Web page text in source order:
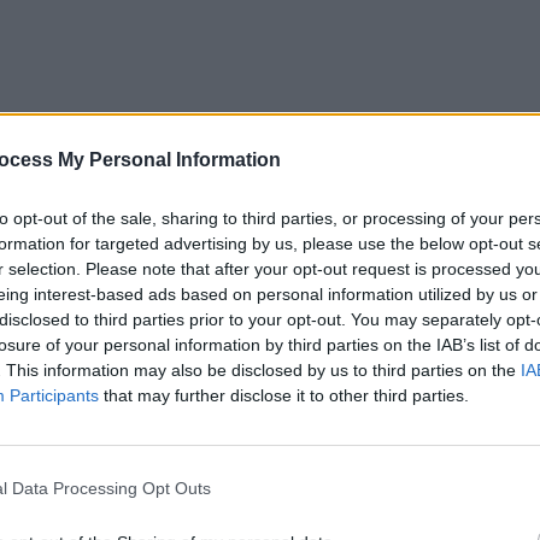
My Personal Information
opt-out of the sale, sharing to third parties, or processing of your
for targeted advertising by us, please use the below opt-out
selection. Please note that after your opt-out request is processed
interest-based ads based on personal information utilized by us
to third parties prior to your opt-out. You may separately
of your personal information by third parties on the IAB’s list of
This information may also be disclosed by us to third parties on the
Participants that may further disclose it to other third parties.
Data Processing Opt Outs
în seara zilei de 16 februarie 2024.
Telegram „Baza”(pro-Kremlin), Centrul de
l-a reținut ulterior pe minor și a deschis pe numele
a fost incendiată în seara zilei de 16
de clădirea de pe strada Tsiolkovski și a aruncat
După cum se indică în comunicatul de presă al